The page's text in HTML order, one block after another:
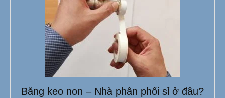
Băng keo non – Nhà phân phối sỉ ở đâu?